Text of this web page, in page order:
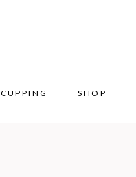
CUPPING SHOP